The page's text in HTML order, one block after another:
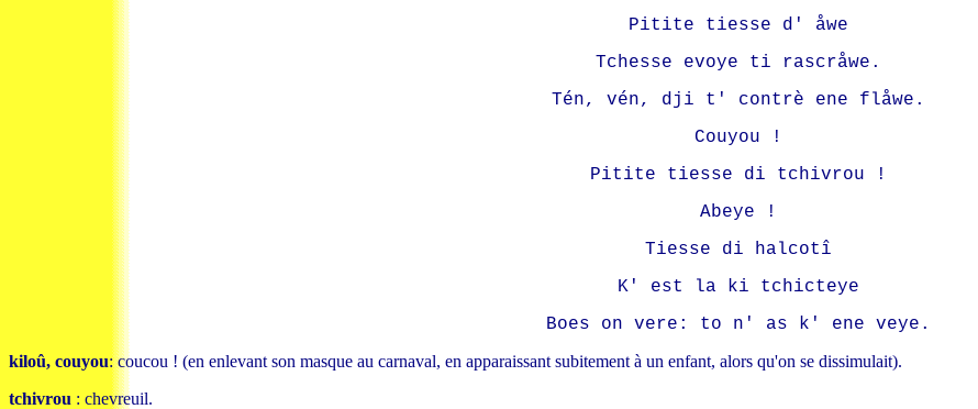
Pitite tiesse d' åwe
Tchesse evoye ti rascråwe.
Tén, vén, dji t' contrè ene flåwe.
Couyou !
Pitite tiesse di tchivrou !
Abeye !
Tiesse di halcotî
K' est la ki tchicteye
Boes on vere: to n' as k' ene veye.
kiloû, couyou: coucou ! (en enlevant son masque au carnaval, en apparaissant subitement à un enfant, alors qu'on se dissimulait).
tchivrou : chevreuil.